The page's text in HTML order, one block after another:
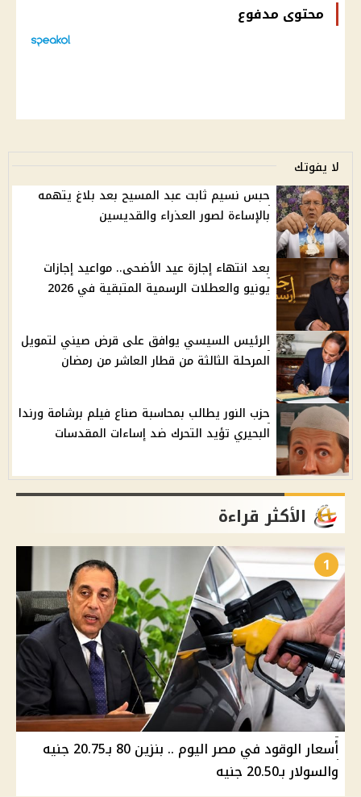
محتوى مدفوع
لا يفوتك
حبس نسيم ثابت عبد المسيح بعد بلاغ يتهمه
بالإساءة لصور العذراء والقديسين
بعد انتهاء إجازة عيد الأضحى.. مواعيد إجازات
يونيو والعطلات الرسمية المتبقية في 2026
الرئيس السيسي يوافق على قرض صيني لتمويل
المرحلة الثالثة من قطار العاشر من رمضان
حزب النور يطالب بمحاسبة صناع فيلم برشامة ورندا
البحيري تؤيد التحرك ضد إساءات المقدسات
الأكثر قراءة
1
أسعار الوقود في مصر اليوم .. بنزين 80 بـ20.75 جنيه
والسولار بـ20.50 جنيه